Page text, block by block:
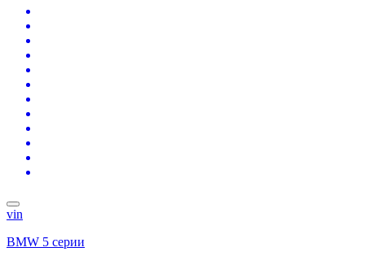
vin
BMW 5 серии